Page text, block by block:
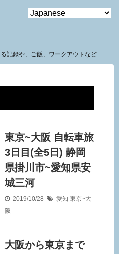
MENU
記録や、ご飯、ワークアウトなど
東京~大阪 自転車旅
3日目(全5日) 静岡
県掛川市~愛知県安
城三河
2019/10/28 愛知 東京~大
阪
大阪から東京まで